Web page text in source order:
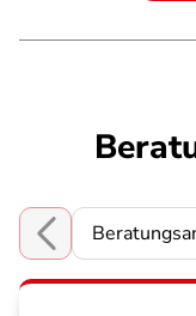
Choose a section